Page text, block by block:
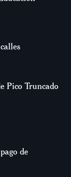
Pico Truncado
de